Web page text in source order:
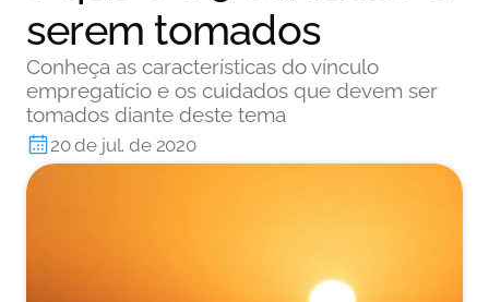
serem tomados
Conheça as características do vínculo
empregatício e os cuidados que devem ser
tomados diante deste tema
20 de jul. de 2020